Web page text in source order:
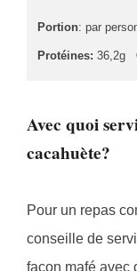
Portion: par
Protéines: 36,2g
Avec quoi
cacahuète?
Pour un repas
conseille de
façon mafé avec